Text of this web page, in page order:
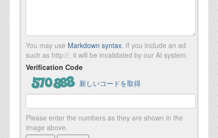
You may use Markdown syntax. If you include an ad
such as http://, it will be invalidated by our AI system.
Verification Code
新しいコードを取得
Please enter the numbers as they are shown in the
image above.